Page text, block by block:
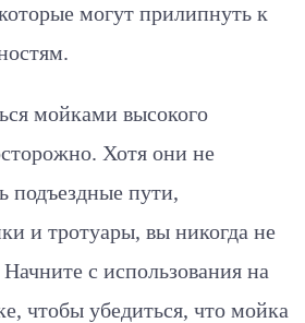
могут прилипнуть к
мойками высокого
Хотя они не
подъездные пути,
и тротуары, вы никогда не
Начните с использования на
чтобы убедиться, что мойка